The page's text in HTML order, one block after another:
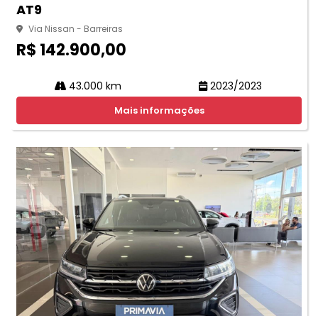
AT9
Via Nissan - Barreiras
R$ 142.900,00
43.000 km 2023/2023
Mais informações